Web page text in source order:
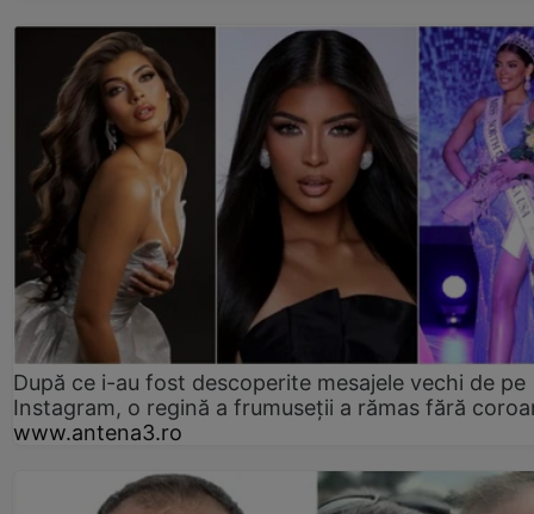
După ce i-au fost descoperite mesajele vechi de pe
Instagram, o regină a frumuseții a rămas fără
www.antena3.ro